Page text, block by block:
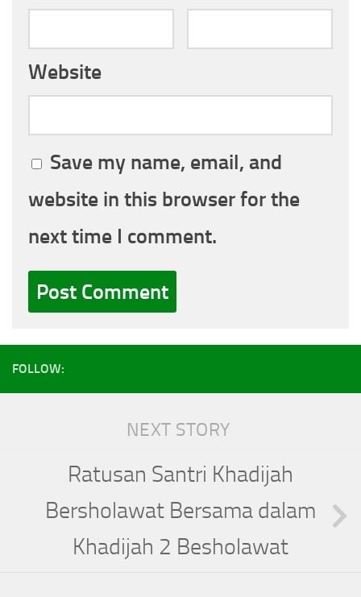
Website
Save my name, email, and
website in this browser for the
next time I comment.
FOLLOW:
NEXT STORY
Ratusan Santri Khadijah
Bersholawat Bersama dalam
Khadijah 2 Besholawat